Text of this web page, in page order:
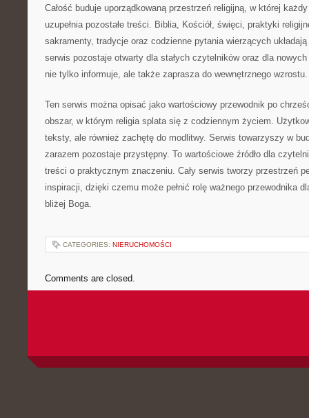
Całość buduje uporządkowaną przestrzeń religijną, w której
uzupełnia pozostałe treści. Biblia, Kościół, święci, praktyki
sakramenty, tradycje oraz codzienne pytania wierzących
serwis pozostaje otwarty dla stałych czytelników oraz dla
nie tylko informuje, ale także zaprasza do wewnętrznego wzrostu.
Ten serwis można opisać jako wartościowy przewodnik po
obszar, w którym religia splata się z codziennym życiem.
teksty, ale również zachętę do modlitwy. Serwis towarzyszy w
zarazem pozostaje przystępny. To wartościowe źródło dla
treści o praktycznym znaczeniu. Cały serwis tworzy przestrzeń
inspiracji, dzięki czemu może pełnić rolę ważnego przewodnika
bliżej Boga.
CATEGORIES: NIERUCHOMOŚCI
Comments are closed.